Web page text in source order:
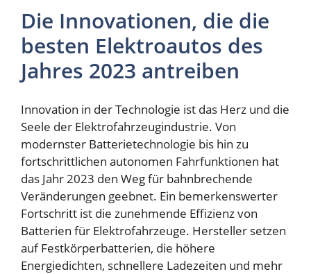
Die Innovationen, die die
besten Elektroautos des
Jahres 2023 antreiben
Innovation in der Technologie ist das Herz und die
Seele der Elektrofahrzeugindustrie. Von
modernster Batterietechnologie bis hin zu
fortschrittlichen autonomen Fahrfunktionen hat
das Jahr 2023 den Weg für bahnbrechende
Veränderungen geebnet. Ein bemerkenswerter
Fortschritt ist die zunehmende Effizienz von
Batterien für Elektrofahrzeuge. Hersteller setzen
auf Festkörperbatterien, die höhere
Energiedichten, schnellere Ladezeiten und mehr